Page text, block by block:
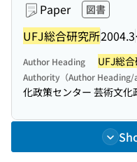
Paper 図書
UFJ総合研究所2004.3
Author Heading UFJ総
Authority（Author Heading/
化政策センター 芸術文化